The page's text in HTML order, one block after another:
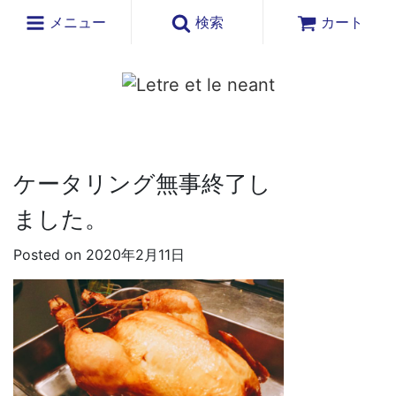
メニュー 検索 カート
ケータリング無事終了し
ました。
Posted on 2020年2月11日